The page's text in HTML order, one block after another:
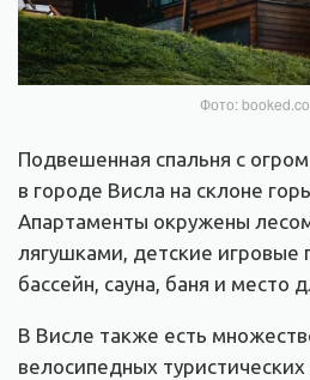
Фото:
Подвешенная спальня с
в городе Висла на склоне
Апартаменты окружены
лягушками, детские игровые
бассейн, сауна, баня и место
В Висле также есть
велосипедных